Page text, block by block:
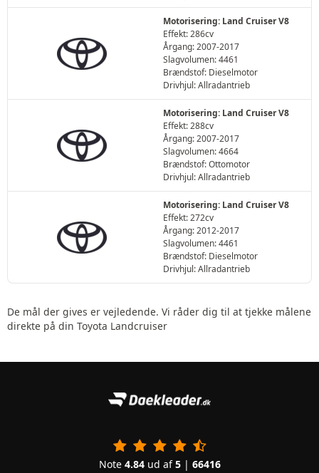
Motorisering: Land Cruiser V8
Effekt: 286cv
Årgang: 2007-2017
Slagvolumen: 4461
Brændstof: Dieselmotor
Drivhjul: Allradantrieb
Motorisering: Land Cruiser V8
Effekt: 288cv
Årgang: 2007-2017
Slagvolumen: 4664
Brændstof: Ottomotor
Drivhjul: Allradantrieb
Motorisering: Land Cruiser V8
Effekt: 272cv
Årgang: 2012-2017
Slagvolumen: 4461
Brændstof: Dieselmotor
Drivhjul: Allradantrieb
De mål der gives er vejledende. Vi råder dig til at tjekke målene
direkte på din Toyota Landcruiser
Note 4.84ud af5| 66416